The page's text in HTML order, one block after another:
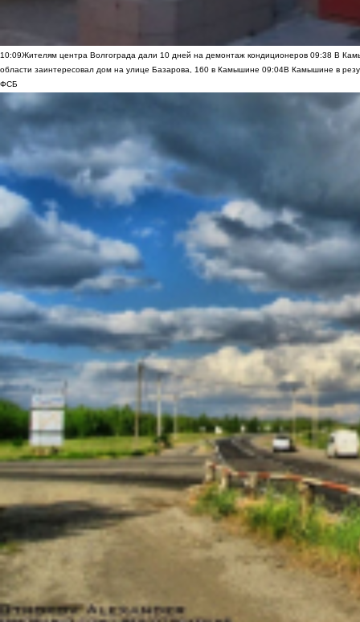
10:09Жителям центра Волгограда дали 10 дней на демонтаж кондиционеров 09:38 В
области заинтересовал дом на улице Базарова, 160 в Камышине 09:04В Камышине в
ФСБ